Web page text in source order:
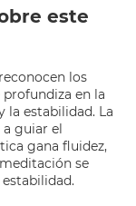
este
los
en la
la estabilidad. La
guiar el
gana fluidez,
se